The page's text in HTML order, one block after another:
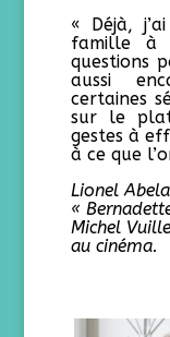
« Déjà,
famille à
questions
aussi
certaines
sur le
gestes à
à ce que
Lionel
«
Michel
au cinéma.